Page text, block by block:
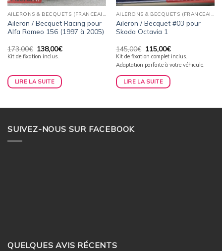
AILERONS & BECQUETS (FRANCEAILERON)
Aileron / Becquet Racing pour
Alfa Romeo 156 (1997 à 2005)
173,00€ Le
prix
initial
173,00€.
138,00€Le
Kit de fixation inclus.
LIRE LA SUITE
AILERONS & BECQUETS (FRANCEAILERON)
Aileron / Becquet #03 pour
Skoda Octavia 1
145,00€ Le
prix
initial
était :
145,00€.
115,00€Le
prix
actuel
est :
Kit de fixation complet inclus.
Adaptation parfaite à votre véhicule.
LIRE LA SUITE
SUIVEZ-NOUS SUR FACEBOOK
QUELQUES AVIS RÉCENTS